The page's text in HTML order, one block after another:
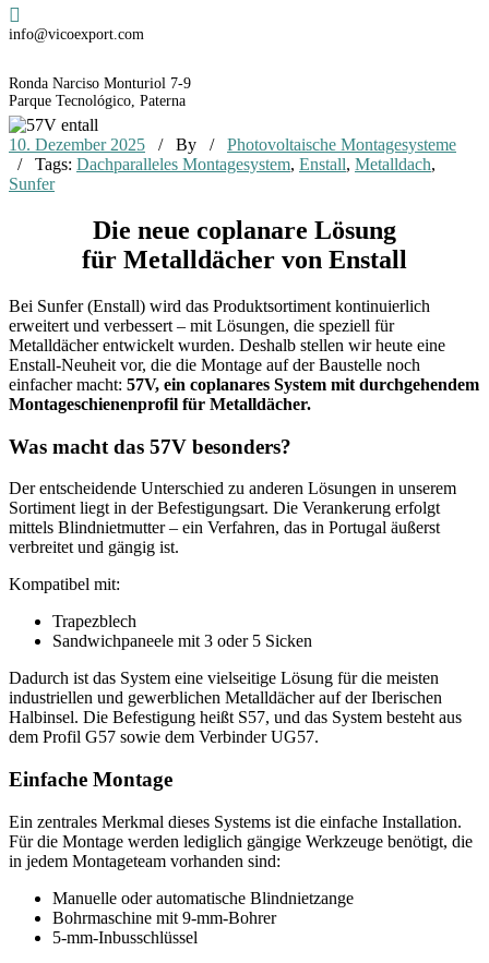
Email
info@vicoexport.com
Dirección
Ronda Narciso Monturiol 7-9
Parque Tecnológico, Paterna
10. Dezember 2025 / By / Photovoltaische Montagesysteme
/ Tags: Dachparalleles Montagesystem, Enstall, Metalldach,
Sunfer
Die neue coplanare Lösung
für Metalldächer von Enstall
Bei Sunfer (Enstall) wird das Produktsortiment kontinuierlich
erweitert und verbessert – mit Lösungen, die speziell für
Metalldächer entwickelt wurden. Deshalb stellen wir heute eine
Enstall-Neuheit vor, die die Montage auf der Baustelle noch
einfacher macht: 57V, ein coplanares System mit durchgehendem
Montageschienenprofil für Metalldächer.
Was macht das 57V besonders?
Der entscheidende Unterschied zu anderen Lösungen in unserem
Sortiment liegt in der Befestigungsart. Die Verankerung erfolgt
mittels Blindnietmutter – ein Verfahren, das in Portugal äußerst
verbreitet und gängig ist.
Kompatibel mit:
Trapezblech
Sandwichpaneele mit 3 oder 5 Sicken
Dadurch ist das System eine vielseitige Lösung für die meisten
industriellen und gewerblichen Metalldächer auf der Iberischen
Halbinsel. Die Befestigung heißt S57, und das System besteht aus
dem Profil G57 sowie dem Verbinder UG57.
Einfache Montage
Ein zentrales Merkmal dieses Systems ist die einfache Installation.
Für die Montage werden lediglich gängige Werkzeuge benötigt, die
in jedem Montageteam vorhanden sind:
Manuelle oder automatische Blindnietzange
Bohrmaschine mit 9-mm-Bohrer
5-mm-Inbusschlüssel